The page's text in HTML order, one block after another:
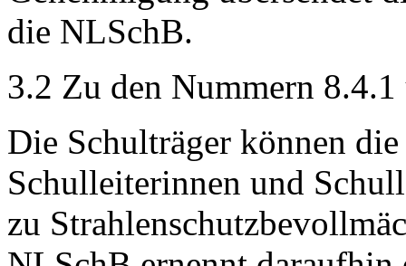
die NLSchB.
3.2 Zu den Nummern
Die Schulträger können
Schulleiterinnen und
zu